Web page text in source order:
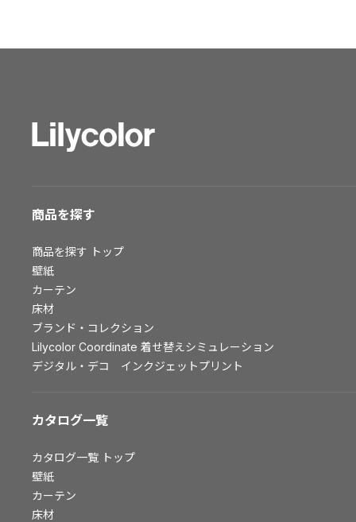
大阪ショールーム
仙台ショールーム
お客様サポート
お客様サポート トップ
資料ダウンロード
画像ダウンロード
動画一覧
お手入れ便利帳
お役立ち資料
お問い合わせ（一般のお客様）
よくあるご質問
非住宅案件に関するお問い合わせ
商品を探す
商品を探す トップ
壁紙
カーテン
床材
ブランド・コレクション
Lilycolor Coordinate 着せ替えシミュレーション
デジタル・デコ インクジェットプリント
カタログ一覧
カタログ一覧 トップ
壁紙
カーテン
床材